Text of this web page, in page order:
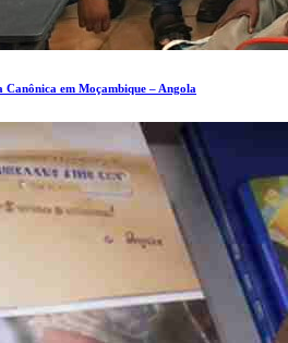
Canônica em Moçambique – Angola